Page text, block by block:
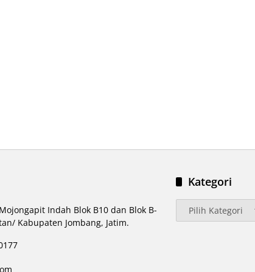
Indah Blok B10 dan Blok B-
Kabupaten Jombang, Jatim.
Kategori
Kategori